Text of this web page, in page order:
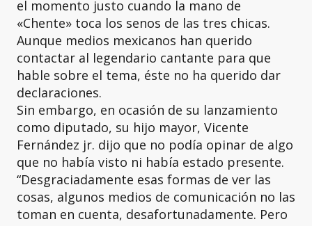
el momento justo cuando la mano de
«Chente» toca los senos de las tres chicas.
Aunque medios mexicanos han querido
contactar al legendario cantante para que
hable sobre el tema, éste no ha querido dar
declaraciones.
Sin embargo, en ocasión de su lanzamiento
como diputado, su hijo mayor, Vicente
Fernández jr. dijo que no podía opinar de algo
que no había visto ni había estado presente.
“Desgraciadamente esas formas de ver las
cosas, algunos medios de comunicación no las
toman en cuenta, desafortunadamente. Pero